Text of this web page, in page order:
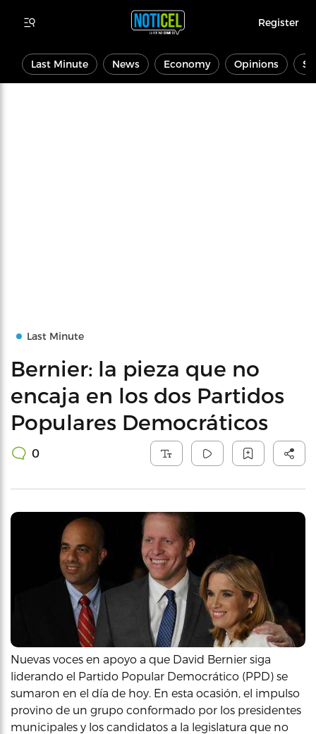
Register
Last Minute News Economy Opinions
Last Minute
Bernier: la pieza que no
encaja en los dos Partidos
Populares Democráticos
0
Nuevas voces en apoyo a que David Bernier siga
liderando el Partido Popular Democrático (PPD) se
sumaron en el día de hoy. En esta ocasión, el impulso
provino de un grupo conformado por los presidentes
municipales y los candidatos a la legislatura que no